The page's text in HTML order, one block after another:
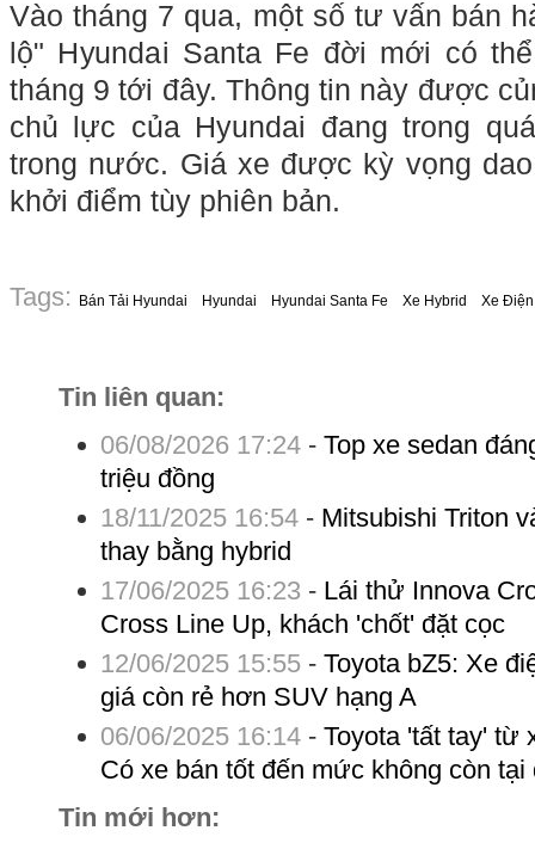
Vào tháng 7 qua, một số tư vấn bán
lộ" Hyundai Santa Fe đời mới có
tháng 9 tới đây. Thông tin này được
chủ lực của Hyundai đang trong
trong nước. Giá xe được kỳ vọng
khởi điểm tùy phiên bản.
Tags: Bán Tải Hyundai Hyundai Hyundai Santa Fe Xe Hybrid Xe Điện
Tin liên quan:
06/08/2026 17:24 -Top xe sedan
triệu đồng
18/11/2025 16:54 - Mitsubishi Triton
thay bằng hybrid
17/06/2025 16:23 - Lái thử Innova
Cross Line Up, khách 'chốt' đặt cọc
12/06/2025 15:55 -Toyota bZ5: Xe
giá còn rẻ hơn SUV hạng A
06/06/2025 16:14 -Toyota 'tất tay' từ
Có xe bán tốt đến mức không còn tại
Tin mới hơn: